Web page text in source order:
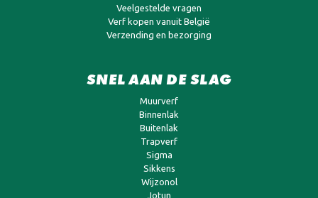
Veelgestelde vragen
Verf kopen vanuit België
Verzending en bezorging
SNEL AAN DE SLAG
Muurverf
Binnenlak
Buitenlak
Trapverf
Sigma
Sikkens
Wijzonol
Jotun